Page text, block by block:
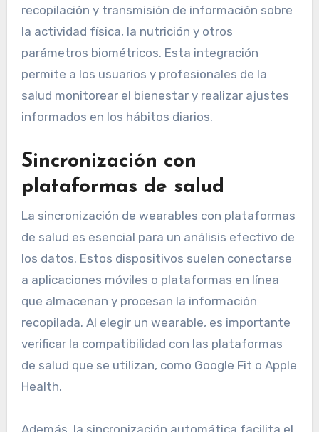
recopilación y transmisión de información sobre
la actividad física, la nutrición y otros
parámetros biométricos. Esta integración
permite a los usuarios y profesionales de la
salud monitorear el bienestar y realizar ajustes
informados en los hábitos diarios.
Sincronización con
plataformas de salud
La sincronización de wearables con plataformas
de salud es esencial para un análisis efectivo de
los datos. Estos dispositivos suelen conectarse
a aplicaciones móviles o plataformas en línea
que almacenan y procesan la información
recopilada. Al elegir un wearable, es importante
verificar la compatibilidad con las plataformas
de salud que se utilizan, como Google Fit o Apple
Health.
Además, la sincronización automática facilita el